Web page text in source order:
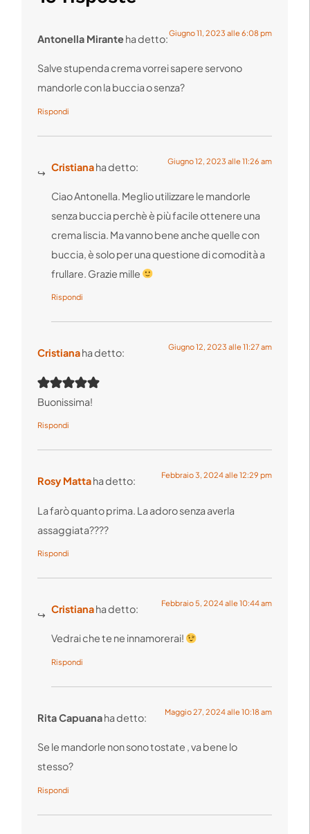
Antonella Miranteha detto:Giugno 11, 2023 alle 6:08 pm
Salve stupenda crema vorrei sapere servono
mandorle con la buccia o senza?
Rispondi
Cristianaha detto: Giugno 12, 2023 alle 11:26 am
Ciao Antonella. Meglio utilizzare le mandorle
senza buccia perchè è più facile ottenere una
crema liscia. Ma vanno bene anche quelle con
buccia, è solo per una questione di comodità a
frullare. Grazie mille
Rispondi
Cristianaha detto: Giugno 12, 2023 alle 11:27 am
Buonissima!
Rispondi
Rosy Mattaha detto: Febbraio 3, 2024 alle 12:29 pm
La farò quanto prima. La adoro senza averla
assaggiata????
Rispondi
Cristianaha detto: Febbraio 5, 2024 alle 10:44 am
Vedrai che te ne innamorerai!
Rispondi
Rita Capuanaha detto: Maggio 27, 2024 alle 10:18 am
Se le mandorle non sono tostate , va bene lo
stesso?
Rispondi